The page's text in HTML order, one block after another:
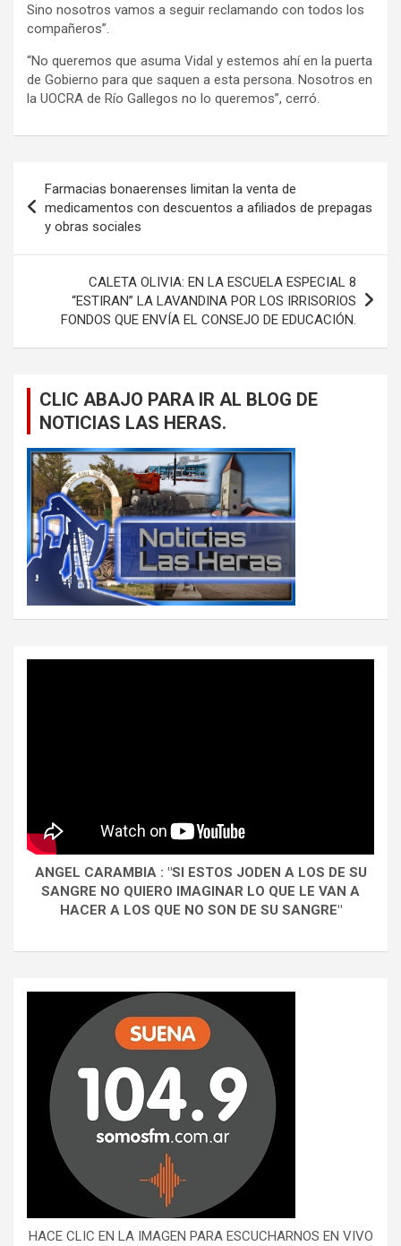
Sino nosotros vamos a seguir reclamando con todos los
compañeros”.
“No queremos que asuma Vidal y estemos ahí en la puerta
de Gobierno para que saquen a esta persona. Nosotros en
la UOCRA de Río Gallegos no lo queremos”, cerró.
de
entradas
Farmacias bonaerenses limitan la venta de
medicamentos con descuentos a afiliados de prepagas
y obras sociales
CALETA OLIVIA: EN LA ESCUELA ESPECIAL 8
“ESTIRAN” LA LAVANDINA POR LOS IRRISORIOS
FONDOS QUE ENVÍA EL CONSEJO DE EDUCACIÓN.
CLIC ABAJO PARA IR AL BLOG DE
NOTICIAS LAS HERAS.
ANGEL CARAMBIA : "SI ESTOS JODEN A LOS DE SU
SANGRE NO QUIERO IMAGINAR LO QUE LE VAN A
HACER A LOS QUE NO SON DE SU SANGRE"
HACE CLIC EN LA IMAGEN PARA ESCUCHARNOS EN VIVO